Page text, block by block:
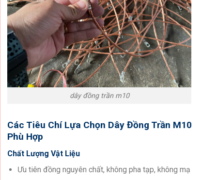
dây đồng trần m10
Các Tiêu Chí Lựa Chọn Dây Đồng Trần M10
Phù Hợp
Chất Lượng Vật Liệu
Ưu tiên đồng nguyên chất, không pha tạp, không mạ